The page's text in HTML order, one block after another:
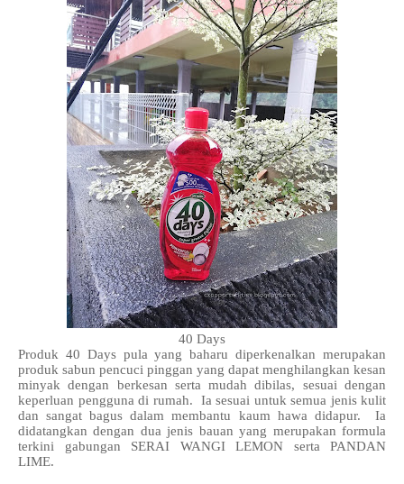
40 Days
Produk 40 Days pula yang baharu diperkenalkan merupakan
produk sabun pencuci pinggan yang dapat menghilangkan kesan
minyak dengan berkesan serta mudah dibilas, sesuai dengan
keperluan pengguna di rumah. Ia sesuai untuk semua jenis kulit
dan sangat bagus dalam membantu kaum hawa didapur. Ia
didatangkan dengan dua jenis bauan yang merupakan formula
terkini gabungan SERAI WANGI LEMON serta PANDAN
LIME.